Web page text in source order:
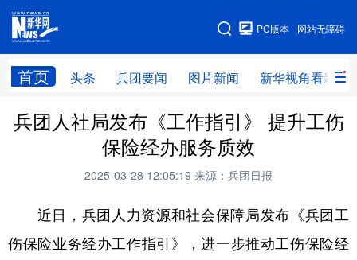
网站无障碍
PC版本
首页 头条 兵团要闻 图片新闻 新华视角看新疆
网站地图
头条 兵团要闻 图片新闻 新华视角看新疆
地方频道
北京 天津 河北 山西
兵团人社局发布《工作指引》 提升工伤
保险经办服务质效
2025-03-28 12:05:19 来源：兵团日报
近日，兵团人力资源和社会保障局发布《兵团工
伤保险业务经办工作指引》，进一步推动工伤保险经